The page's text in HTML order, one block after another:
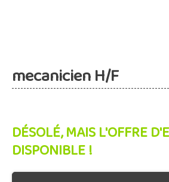
mecanicien H/F
DÉSOLÉ, MAIS L'OFFRE
DISPONIBLE !